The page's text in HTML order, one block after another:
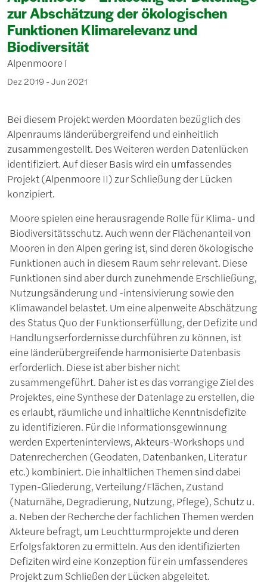
zur Abschätzung der ökologischen
Funktionen Klimarelevanz und
Biodiversität
Alpenmoore I
Dez 2019 - Jun 2021
Bei diesem Projekt werden Moordaten bezüglich des
Alpenraums länderübergreifend und einheitlich
zusammengestellt. Des Weiteren werden Datenlücken
identifiziert. Auf dieser Basis wird ein umfassendes
Projekt (Alpenmoore II) zur Schließung der Lücken
konzipiert.
Moore spielen eine herausragende Rolle für Klima- und
Biodiversitätsschutz. Auch wenn der Flächenanteil von
Mooren in den Alpen gering ist, sind deren ökologische
Funktionen auch in diesem Raum sehr relevant. Diese
Funktionen sind aber durch zunehmende Erschließung,
Nutzungsänderung und -intensivierung sowie den
Klimawandel belastet. Um eine alpenweite Abschätzung
des Status Quo der Funktionserfüllung, der Defizite und
Handlungserfordernisse durchführen zu können, ist
eine länderübergreifende harmonisierte Datenbasis
erforderlich. Diese ist aber bisher nicht
zusammengeführt. Daher ist es das vorrangige Ziel des
Projektes, eine Synthese der Datenlage zu erstellen, die
es erlaubt, räumliche und inhaltliche Kenntnisdefizite
zu identifizieren. Für die Informationsgewinnung
werden Experteninterviews, Akteurs-Workshops und
Datenrecherchen (Geodaten, Datenbanken, Literatur
etc.) kombiniert. Die inhaltlichen Themen sind dabei
Typen-Gliederung, Verteilung/Flächen, Zustand
(Naturnähe, Degradierung, Nutzung, Pflege), Schutz u.
a. Neben der Recherche der fachlichen Themen werden
Akteure befragt, um Leuchtturmprojekte und deren
Erfolgsfaktoren zu ermitteln. Aus den identifizierten
Defiziten wird eine Konzeption für ein umfassenderes
Projekt zum Schließen der Lücken abgeleitet.